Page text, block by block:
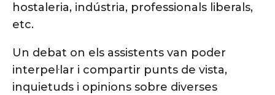
hostaleria, indústria, professionals liberals,
etc.
Un debat on els assistents van poder
interpel·lar i compartir punts de vista,
inquietuds i opinions sobre diverses